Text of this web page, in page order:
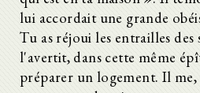
lui accordait une grande
Tu as réjoui les entrailles des
l'avertit, dans cette même
préparer un logement. Il